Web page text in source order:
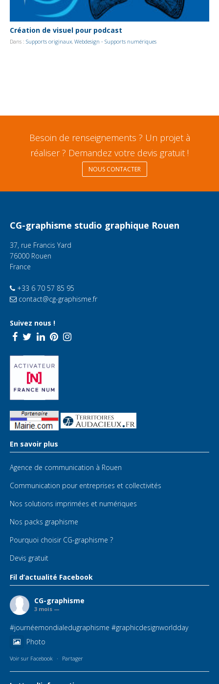
Création de visuel pour podcast
Dans : Supports originaux, Webdesign - Supports numériques
Besoin de renseignements ? Un projet à
réaliser ? Demandez votre devis gratuit !
NOUS CONTACTER
CG-graphisme studio graphique Rouen
37, rue Francis Yard
76000 Rouen
France
+33 6 70 57 85 95
contact@cg-graphisme.fr
Suivez nous !
En savoir plus
Agence de communication à Rouen
Communication pour entreprises et collectivités
Nos solutions imprimées et numériques
Nos packs graphisme
Pourquoi choisir CG-graphisme ?
Devis gratuit
Fil d’actualité Facebook
CG-graphisme
3 mois —
#journéemondialedugraphisme #graphicdesignworldday
Photo
Voir sur Facebook · Partager